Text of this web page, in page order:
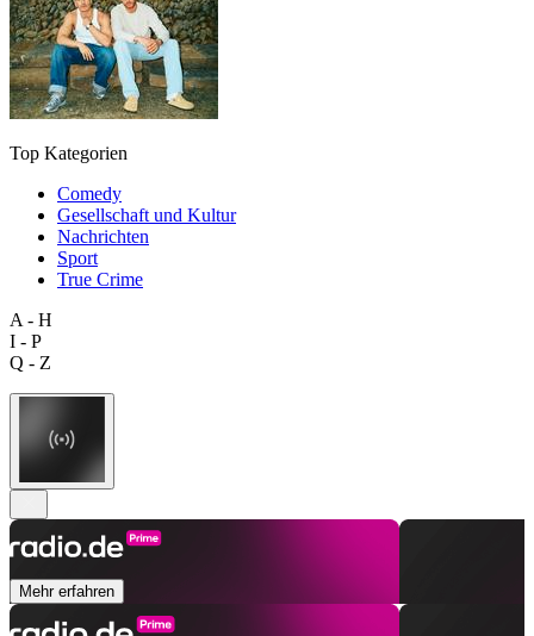
Top Kategorien
Comedy
Gesellschaft und Kultur
Nachrichten
Sport
True Crime
A - H
I - P
Q - Z
Mehr erfahren